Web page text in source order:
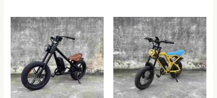
0
o
u
t
o
f
5